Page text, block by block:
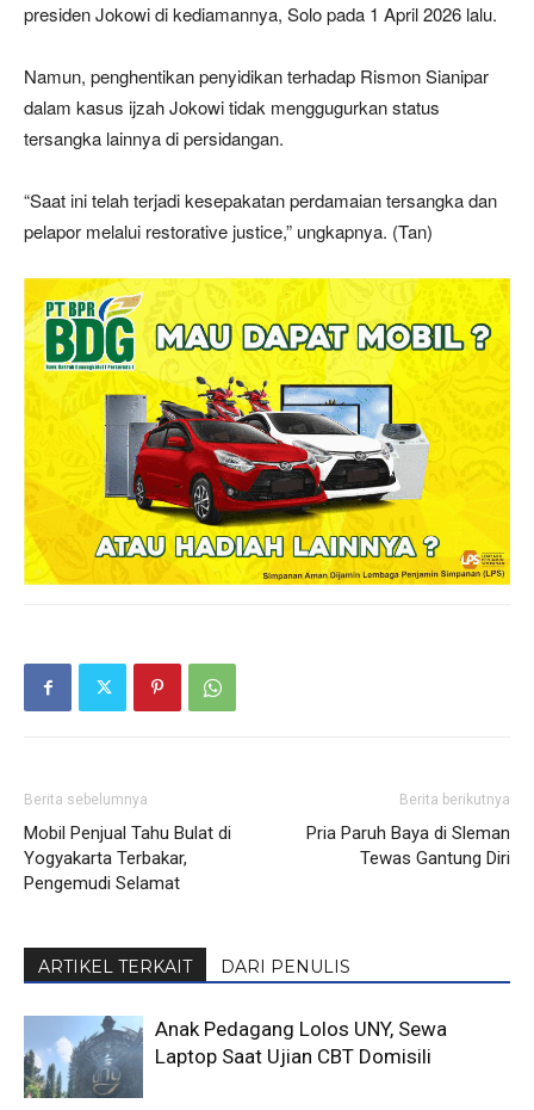
presiden Jokowi di kediamannya, Solo pada 1 April 2026 lalu.
Namun, penghentikan penyidikan terhadap Rismon Sianipar
dalam kasus ijzah Jokowi tidak menggugurkan status
tersangka lainnya di persidangan.
“Saat ini telah terjadi kesepakatan perdamaian tersangka dan
pelapor melalui restorative justice,” ungkapnya. (Tan)
Berita sebelumnya
Mobil Penjual Tahu Bulat di
Yogyakarta Terbakar,
Pengemudi Selamat
Berita berikutnya
Pria Paruh Baya di Sleman
Tewas Gantung Diri
ARTIKEL TERKAIT DARI PENULIS
Anak Pedagang Lolos UNY, Sewa
Laptop Saat Ujian CBT Domisili